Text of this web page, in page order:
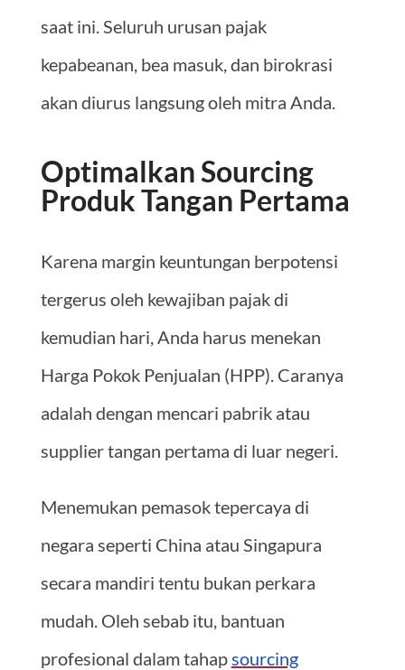
saat ini. Seluruh urusan pajak
kepabeanan, bea masuk, dan birokrasi
akan diurus langsung oleh mitra Anda.
Optimalkan Sourcing
Produk Tangan Pertama
Karena margin keuntungan berpotensi
tergerus oleh kewajiban pajak di
kemudian hari, Anda harus menekan
Harga Pokok Penjualan (HPP). Caranya
adalah dengan mencari pabrik atau
supplier tangan pertama di luar negeri.
Menemukan pemasok tepercaya di
negara seperti China atau Singapura
secara mandiri tentu bukan perkara
mudah. Oleh sebab itu, bantuan
profesional dalam tahapsourcing